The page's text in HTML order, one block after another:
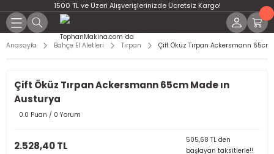
1500 TL ve Üzeri Alışverişlerinizde Ücretsiz Kargo!
Anasayfa Bahçe El Aletleri Tırpan Çift Öküz Tırpan Ackersmann
Çift Öküz Tırpan Ackersmann 65cm Made ın
Austurya
0.0 Puan / 0 Yorum
2.528,40 TL
505,68 TL den
başlayan taksitlerle!!